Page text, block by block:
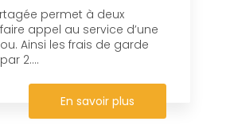
permet à deux
appel au service d’une
Ainsi les frais de garde
2....
En savoir plus